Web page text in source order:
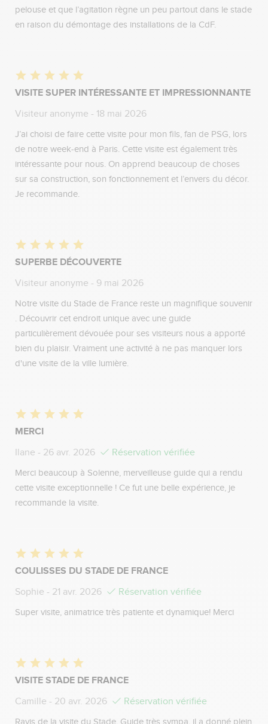
pelouse et que l’agitation règne un peu partout dans le stade
en raison du démontage des installations de la CdF.
VISITE SUPER INTÉRESSANTE ET IMPRESSIONNANTE
Visiteur anonyme - 18 mai 2026
J’ai choisi de faire cette visite pour mon fils, fan de PSG, lors
de notre week-end à Paris. Cette visite est également très
intéressante pour nous. On apprend beaucoup de choses
sur sa construction, son fonctionnement et l’envers du décor.
Je recommande.
SUPERBE DÉCOUVERTE
Visiteur anonyme - 9 mai 2026
Notre visite du Stade de France reste un magnifique souvenir
. Découvrir cet endroit unique avec une guide
particulièrement dévouée pour ses visiteurs nous a apporté
bien du plaisir. Vraiment une activité à ne pas manquer lors
d'une visite de la ville lumière.
MERCI
Ilane - 26 avr. 2026 Réservation vérifiée
Merci beaucoup à Solenne, merveilleuse guide qui a rendu
cette visite exceptionnelle ! Ce fut une belle expérience, je
recommande la visite.
COULISSES DU STADE DE FRANCE
Sophie - 21 avr. 2026 Réservation vérifiée
Super visite, animatrice très patiente et dynamique! Merci
VISITE STADE DE FRANCE
Camille - 20 avr. 2026 Réservation vérifiée